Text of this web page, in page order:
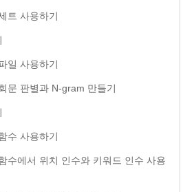
트 사용하기
일 사용하기
문 판별과 N-gram 만들기
수 사용하기
수에서 위치 인수와 키워드 인수 사용